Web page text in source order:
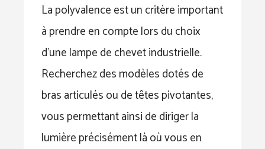
La polyvalence est un critère important
à prendre en compte lors du choix
d’une lampe de chevet industrielle.
Recherchez des modèles dotés de
bras articulés ou de têtes pivotantes,
vous permettant ainsi de diriger la
lumière précisément là où vous en